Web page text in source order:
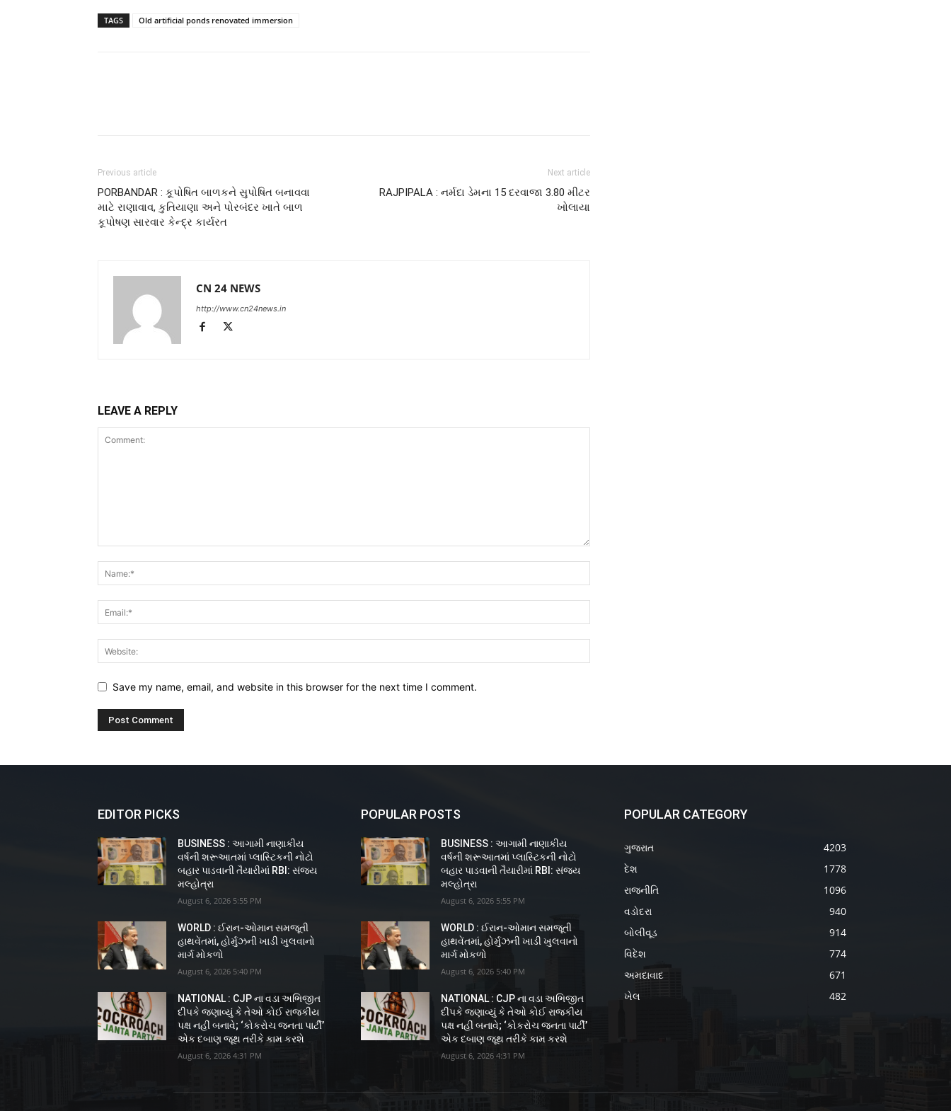
TAGS Old artificial ponds renovated immersion
Previous article
PORBANDAR : કૂપોષિત બાળકને સુપોષિત બનાવવા
માટે રાણાવાવ, કુતિયાણા અને પોરબંદર ખાતે બાળ
કૂપોષણ સારવાર કેન્દ્ર કાર્યરત
Next article
RAJPIPALA : નર્મદા ડેમના 15 દરવાજા 3.80 મીટર
ખોલાયા
CN 24 NEWS
http://www.cn24news.in
LEAVE A REPLY
Save my name, email, and website in this browser for the next time I comment.
EDITOR PICKS
BUSINESS : આગામી નાણાકીય
વર્ષની શરૂઆતમાં પ્લાસ્ટિકની નોટો
બહાર પાડવાની તૈયારીમાં RBI: સંજય
મલ્હોત્રા
August 6, 2026 5:55 PM
WORLD : ઈરાન-ઓમાન સમજૂતી
હાથવેંતમાં, હોર્મુઝની ખાડી ખુલવાનો
માર્ગ મોકળો
August 6, 2026 5:40 PM
NATIONAL : CJP ના વડા અભિજીત
દીપકે જણાવ્યું કે તેઓ કોઈ રાજકીય
પક્ષ નહીં બનાવે; ‘કોકરોચ જનતા પાર્ટી’
એક દબાણ જૂથ તરીકે કામ કરશે
August 6, 2026 4:31 PM
POPULAR POSTS
BUSINESS : આગામી નાણાકીય
વર્ષની શરૂઆતમાં પ્લાસ્ટિકની નોટો
બહાર પાડવાની તૈયારીમાં RBI: સંજય
મલ્હોત્રા
August 6, 2026 5:55 PM
WORLD : ઈરાન-ઓમાન સમજૂતી
હાથવેંતમાં, હોર્મુઝની ખાડી ખુલવાનો
માર્ગ મોકળો
August 6, 2026 5:40 PM
NATIONAL : CJP ના વડા અભિજીત
દીપકે જણાવ્યું કે તેઓ કોઈ રાજકીય
પક્ષ નહીં બનાવે; ‘કોકરોચ જનતા પાર્ટી’
એક દબાણ જૂથ તરીકે કામ કરશે
August 6, 2026 4:31 PM
POPULAR CATEGORY
ગુજરાત
4203
દેશ
1778
રાજનીતિ
1096
વડોદરા
940
બોલીવૂડ
914
વિદેશ
774
અમદાવાદ
671
ખેલ
482